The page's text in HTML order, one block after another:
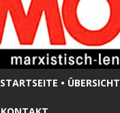
STARTSEITE • ÜBERSICHT